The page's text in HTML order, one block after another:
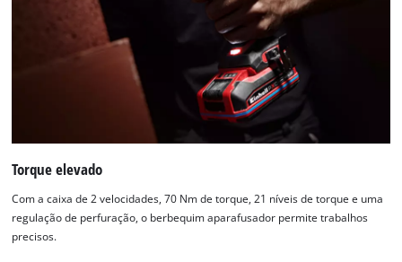
Torque elevado
Com a caixa de 2 velocidades, 70 Nm de torque, 21 níveis de torque e uma
regulação de perfuração, o berbequim aparafusador permite trabalhos
precisos.